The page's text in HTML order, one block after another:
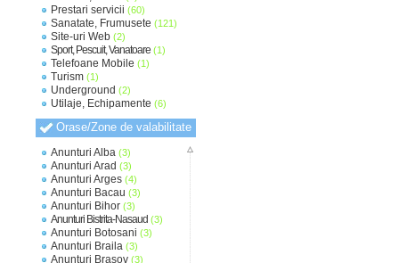
Prestari servicii (60)
Sanatate, Frumusete (121)
Site-uri Web (2)
Sport, Pescuit, Vanatoare (1)
Telefoane Mobile (1)
Turism (1)
Underground (2)
Utilaje, Echipamente (6)
Orase/Zone de valabilitate
Anunturi Alba (3)
Anunturi Arad (3)
Anunturi Arges (4)
Anunturi Bacau (3)
Anunturi Bihor (3)
Anunturi Bistrita-Nasaud (3)
Anunturi Botosani (3)
Anunturi Braila (3)
Anunturi Brasov (3)